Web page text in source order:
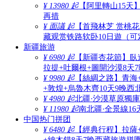
¥ 13980 起【阿里轉山15天
再措
¥ 面議 起【首飛林芝 赏桃
藏观赏铁路软卧10日遊（可
新疆旅游
¥ 6980 起【新疆杏花節】臥
拉提+吐爾根+圖開沙漠8天
¥ 9980 起【絲綢之路】青海
+敦煌+烏魯木齊10天9晚西
¥ 4980 起北疆·沙漠草原獨
¥ 11980 起南北疆·全景線16
中国热门拼团
¥ 6480 起【經典行程】拉薩